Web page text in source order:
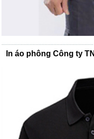
In áo phông Công ty